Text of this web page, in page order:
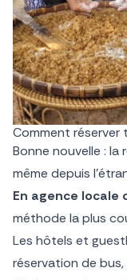
Comment
Bonne nouvelle : la
même depuis
En agence locale
méthode la plus
Les hôtels et
réservation de